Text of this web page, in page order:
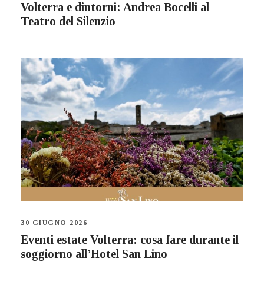
Volterra e dintorni: Andrea Bocelli al
Teatro del Silenzio
30 GIUGNO 2026
Eventi estate Volterra: cosa fare durante il
soggiorno all’Hotel San Lino